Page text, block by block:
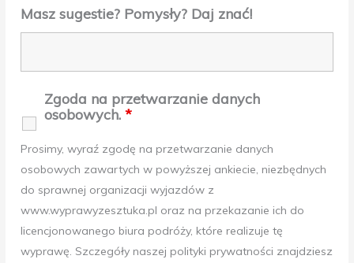
Masz sugestie? Pomysły? Daj znać!
Zgoda na przetwarzanie danych
osobowych.*
Prosimy, wyraź zgodę na przetwarzanie danych
osobowych zawartych w powyższej ankiecie, niezbędnych
do sprawnej organizacji wyjazdów z
www.wyprawyzesztuka.pl oraz na przekazanie ich do
licencjonowanego biura podróży, które realizuje tę
wyprawę. Szczegóły naszej polityki prywatności znajdziesz